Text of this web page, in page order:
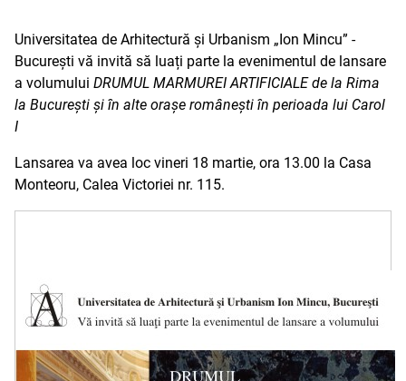
Universitatea de Arhitectură și Urbanism „Ion Mincu” -
București vă invită să luați parte la evenimentul de lansare
a volumului DRUMUL MARMUREI ARTIFICIALE de la Rima
la București și în alte orașe românești în perioada lui Carol
I
Lansarea va avea loc vineri 18 martie, ora 13.00 la Casa
Monteoru, Calea Victoriei nr. 115.